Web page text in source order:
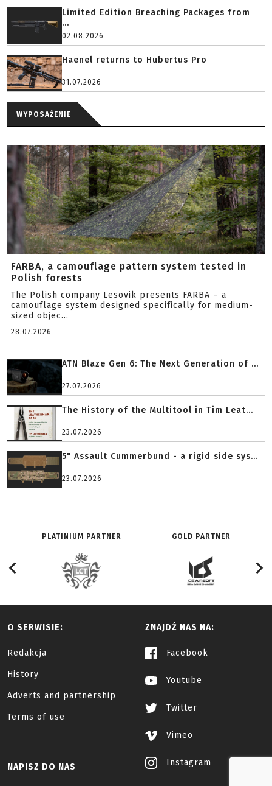
Limited Edition Breaching Packages from
...
02.08.2026
Haenel returns to Hubertus Pro
31.07.2026
WYPOSAŻENIE
FARBA, a camouflage pattern system tested in
Polish forests
The Polish company Lesovik presents FARBA – a
camouflage system designed specifically for medium-
sized objec...
28.07.2026
ATN Blaze Gen 6: The Next Generation of ...
27.07.2026
The History of the Multitool in Tim Leat...
23.07.2026
5" Assault Cummerbund - a rigid side sys...
23.07.2026
PLATINIUM PARTNER GOLD PARTNER
O SERWISIE:
Redakcja
History
Adverts and partnership
Terms of use
ZNAJDŹ NAS NA:
Facebook
Youtube
Twitter
Vimeo
Instagram
NAPISZ DO NAS